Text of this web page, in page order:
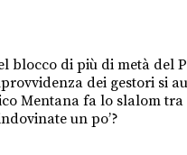
blocco di più di metà del
dei gestori si
Mentana fa lo slalom tra
un po’?